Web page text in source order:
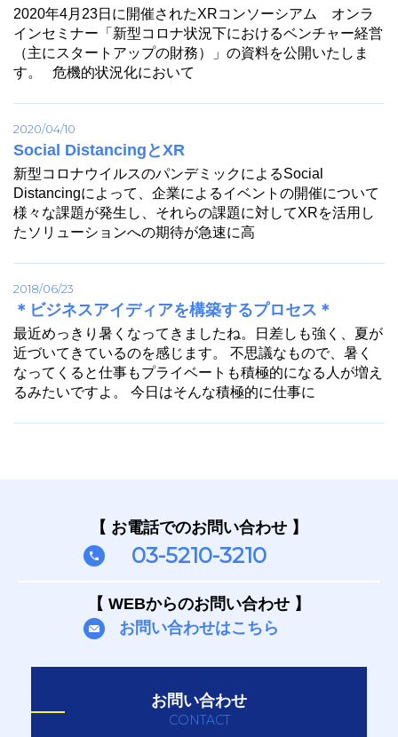
2020年4月23日に開催されたXRコンソーシアム オンラ
インセミナー「新型コロナ状況下におけるベンチャー経営
（主にスタートアップの財務）」の資料を公開いたしま
す。 危機的状況化において
2020/04/10
Social DistancingとXR
新型コロナウイルスのパンデミックによるSocial
Distancingによって、企業によるイベントの開催について
様々な課題が発生し、それらの課題に対してXRを活用し
たソリューションへの期待が急速に高
2018/06/23
＊ビジネスアイディアを構築するプロセス＊
最近めっきり暑くなってきましたね。日差しも強く、夏が
近づいてきているのを感じます。 不思議なもので、暑く
なってくると仕事もプライベートも積極的になる人が増え
るみたいですよ。 今日はそんな積極的に仕事に
【 お電話でのお問い合わせ 】
03-5210-3210
【 WEBからのお問い合わせ 】
お問い合わせはこちら
お問い合わせ
CONTACT